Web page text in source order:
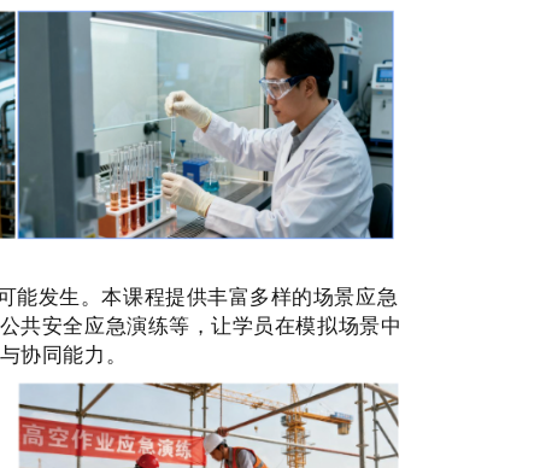
能发生。本课程提供丰富多样的场景应急
共安全应急演练等，让学员在模拟场景中
协同能力。